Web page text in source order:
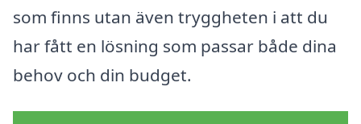
som finns utan även tryggheten i att du
har fått en lösning som passar både dina
behov och din budget.